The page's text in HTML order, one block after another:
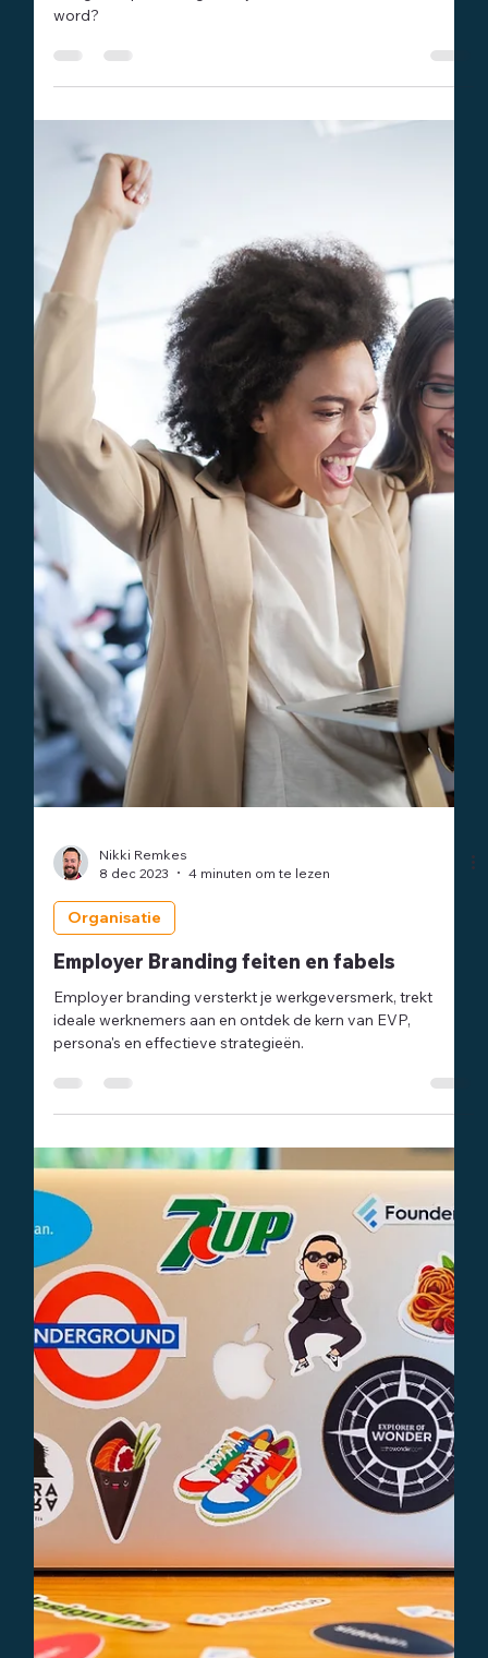
Davy Heuts
Marketing
Het belang van CRO voor maximale omzet
zonder extra advertentiekosten
Hoe optimaliseer je de conversieratio van je website, zodat
een groter percentage van je bezoekers betalende klant
word?
Nikki Remkes
8 dec 2023
4 minuten om te lezen
Organisatie
Employer Branding feiten en fabels
Employer branding versterkt je werkgeversmerk, trekt
ideale werknemers aan en ontdek de kern van EVP,
persona's en effectieve strategieën.